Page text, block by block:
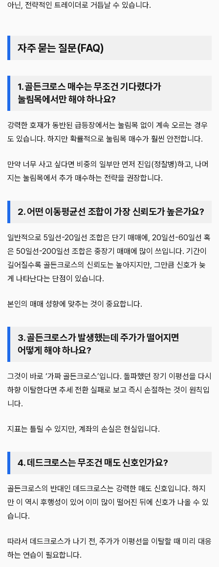
아닌, 전략적인 트레이더로 거듭날 수 있습니다.
자주 묻는 질문(FAQ)
1. 골든크로스 매수는 무조건 기다렸다가
눌림목에서만 해야 하나요?
강력한 호재가 동반된 급등장에서는 눌림목 없이 계속 오르는 경우
도 있습니다. 하지만 확률적으로 눌림목 매수가 훨씬 안전합니다.
만약 너무 사고 싶다면 비중의 일부만 먼저 진입(정찰병)하고, 나머
지는 눌림목에서 추가 매수하는 전략을 권장합니다.
2. 어떤 이동평균선 조합이 가장 신뢰도가 높은가요?
일반적으로 5일선-20일선 조합은 단기 매매에, 20일선-60일선 혹
은 50일선-200일선 조합은 중장기 매매에 많이 쓰입니다. 기간이
길어질수록 골든크로스의 신뢰도는 높아지지만, 그만큼 신호가 늦
게 나타난다는 단점이 있습니다.
본인의 매매 성향에 맞추는 것이 중요합니다.
3. 골든크로스가 발생했는데 주가가 떨어지면
어떻게 해야 하나요?
그것이 바로 ‘가짜 골든크로스’입니다. 돌파했던 장기 이평선을 다시
하향 이탈한다면 추세 전환 실패로 보고 즉시 손절하는 것이 원칙입
니다.
지표는 틀릴 수 있지만, 계좌의 손실은 현실입니다.
4. 데드크로스는 무조건 매도 신호인가요?
골든크로스의 반대인 데드크로스는 강력한 매도 신호입니다. 하지
만 이 역시 후행성이 있어 이미 많이 떨어진 뒤에 신호가 나올 수 있
습니다.
따라서 데드크로스가 나기 전, 주가가 이평선을 이탈할 때 미리 대응
하는 연습이 필요합니다.